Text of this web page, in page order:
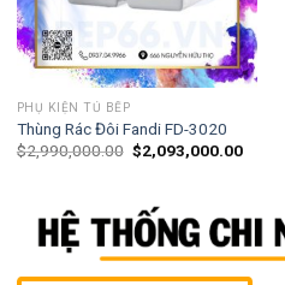
PHỤ KIỆN TỦ BẾP
Thùng Rác Đôi Fandi FD-3020
$2,990,000.00 $2,093,000.00